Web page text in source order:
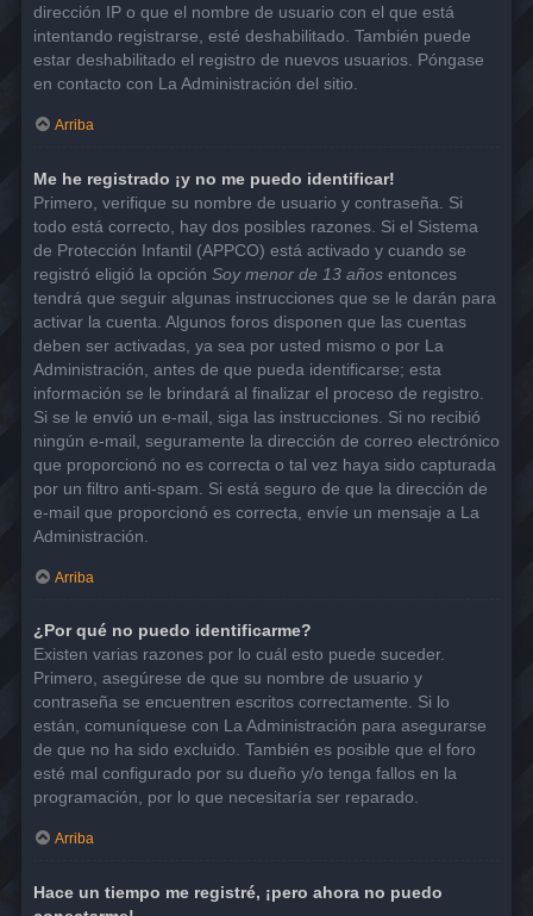
dirección IP o que el nombre de usuario con el que está
intentando registrarse, esté deshabilitado. También puede
estar deshabilitado el registro de nuevos usuarios. Póngase
en contacto con La Administración del sitio.
Arriba
Me he registrado ¡y no me puedo identificar!
Primero, verifique su nombre de usuario y contraseña. Si
todo está correcto, hay dos posibles razones. Si el Sistema
de Protección Infantil (APPCO) está activado y cuando se
registró eligió la opción Soy menor de 13 años entonces
tendrá que seguir algunas instrucciones que se le darán para
activar la cuenta. Algunos foros disponen que las cuentas
deben ser activadas, ya sea por usted mismo o por La
Administración, antes de que pueda identificarse; esta
información se le brindará al finalizar el proceso de registro.
Si se le envió un e-mail, siga las instrucciones. Si no recibió
ningún e-mail, seguramente la dirección de correo electrónico
que proporcionó no es correcta o tal vez haya sido capturada
por un filtro anti-spam. Si está seguro de que la dirección de
e-mail que proporcionó es correcta, envíe un mensaje a La
Administración.
Arriba
¿Por qué no puedo identificarme?
Existen varias razones por lo cuál esto puede suceder.
Primero, asegúrese de que su nombre de usuario y
contraseña se encuentren escritos correctamente. Si lo
están, comuníquese con La Administración para asegurarse
de que no ha sido excluido. También es posible que el foro
esté mal configurado por su dueño y/o tenga fallos en la
programación, por lo que necesitaría ser reparado.
Arriba
Hace un tiempo me registré, ¡pero ahora no puedo